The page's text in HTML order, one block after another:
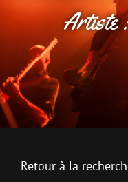
Retour à la